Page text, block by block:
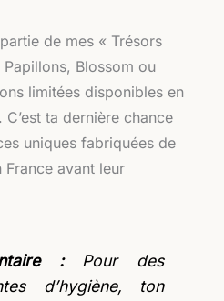
de mes « Trésors
Blossom ou
limitées disponibles en
ta dernière chance
uniques fabriquées de
France avant leur
:Pour des
d’hygiène, ton